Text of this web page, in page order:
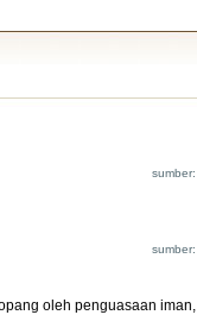
oleh penguasaan iman,